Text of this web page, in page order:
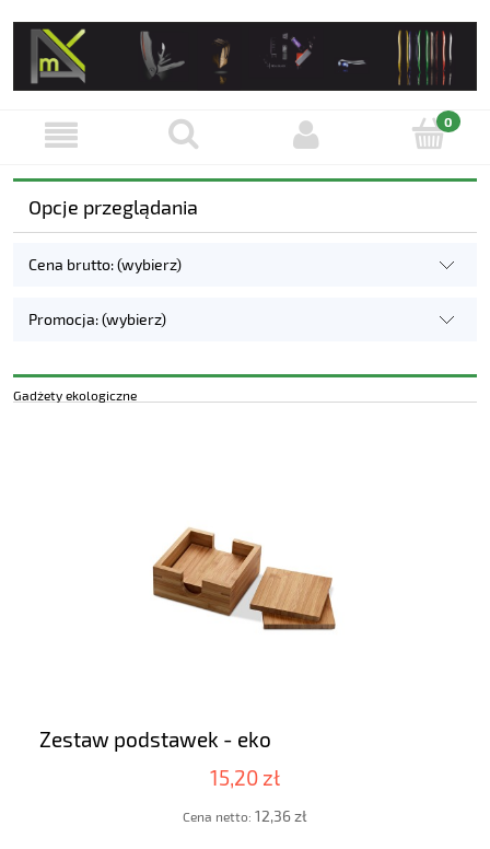
Opcje przeglądania
Cena brutto: (wybierz)
Promocja: (wybierz)
Gadżety ekologiczne
Zestaw podstawek - eko
15,20 zł
Cena netto: 12,36 zł